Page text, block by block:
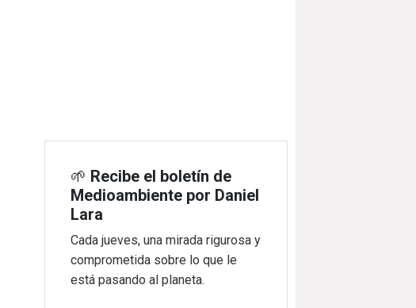
🌱 Recibe el boletín de
Medioambiente por Daniel
Lara
Cada jueves, una mirada rigurosa y
comprometida sobre lo que le
está pasando al planeta.